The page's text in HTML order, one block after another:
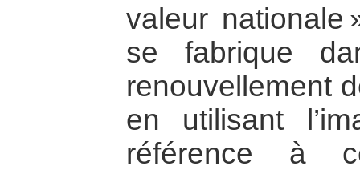
valeur nationale
se fabrique
renouvellement
en utilisant
référence à